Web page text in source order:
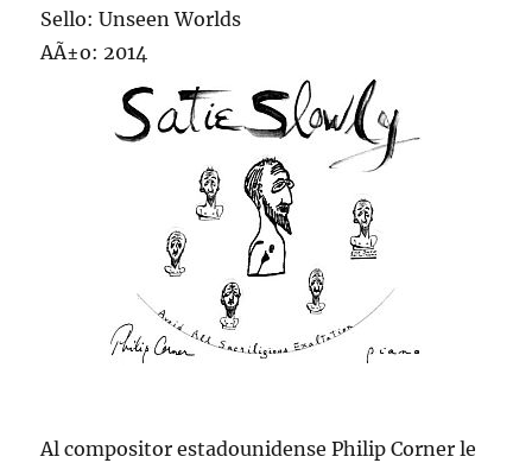
Sello: Unseen Worlds
AÃ±o: 2014
Al compositor estadounidense Philip Corner le